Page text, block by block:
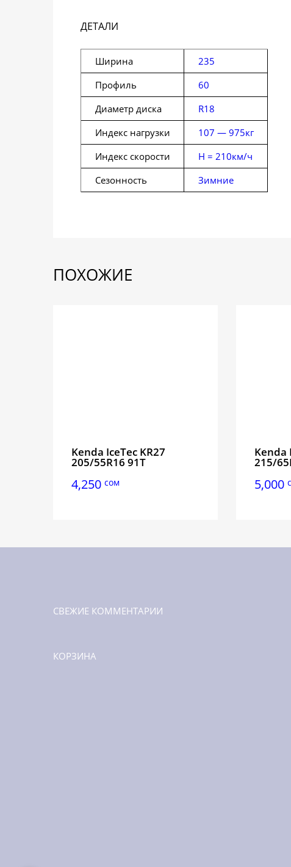
ДЕТАЛИ
Ширина
235
Профиль
60
Диаметр диска
R18
Индекс нагрузки
107 — 975кг
Индекс скорости
H = 210км/ч
Сезонность
Зимние
ПОХОЖИЕ
Kenda IceTec KR27
205/55R16 91T
4,250 сом
Kenda
215/
5,000
СВЕЖИЕ КОММЕНТАРИИ
КОРЗИНА